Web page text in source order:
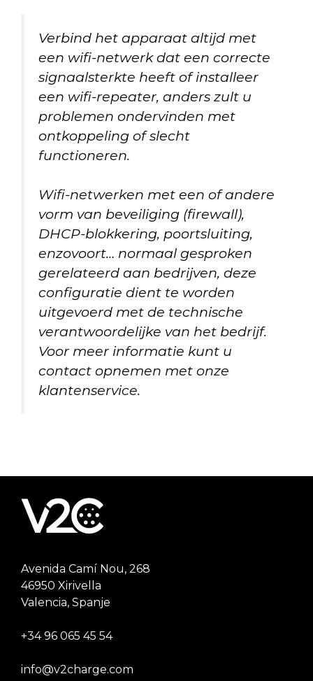
Verbind het apparaat altijd met
een wifi-netwerk dat een correcte
signaalsterkte heeft of installeer
een wifi-repeater, anders zult u
problemen ondervinden met
ontkoppeling of slecht
functioneren.
Wifi-netwerken met een of andere
vorm van beveiliging (firewall),
DHCP-blokkering, poortsluiting,
enzovoort… normaal gesproken
gerelateerd aan bedrijven, deze
configuratie dient te worden
uitgevoerd met de technische
verantwoordelijke van het bedrijf.
Voor meer informatie kunt u
contact opnemen met onze
klantenservice.
Avenida Camí Nou, 268
46950 Xirivella
Valencia, Spanje
+34 96 065 45 54
info@v2charge.com